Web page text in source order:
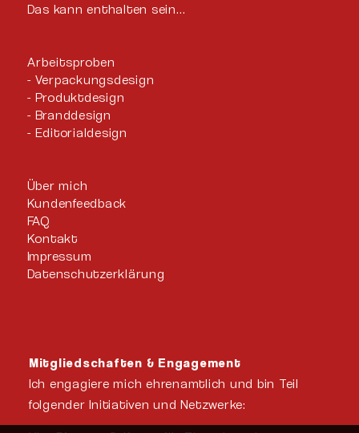
Das kann enthalten sein…
Arbeitsproben
Verpackungsdesign
Produktdesign
Branddesign
Editorialdesign
Über mich
Kundenfeedback
FAQ
Kontakt
Impressum
Datenschutzerklärung
Mitgliedschaften & Engagement
Ich engagiere mich ehrenamtlich und bin Teil
folgender Initiativen und Netzwerke: